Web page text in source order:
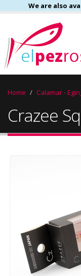
We are also
Home Calamar -
Crazee